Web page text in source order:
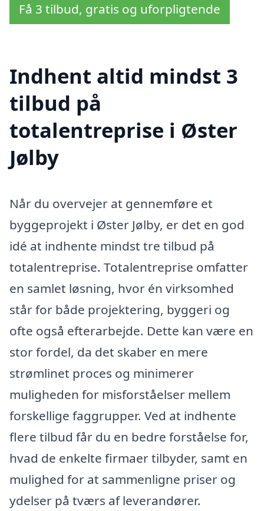
Få 3 tilbud, gratis og uforpligtende
Indhent altid mindst 3
tilbud på
totalentreprise i Øster
Jølby
Når du overvejer at gennemføre et
byggeprojekt i Øster Jølby, er det en god
idé at indhente mindst tre tilbud på
totalentreprise. Totalentreprise omfatter
en samlet løsning, hvor én virksomhed
står for både projektering, byggeri og
ofte også efterarbejde. Dette kan være en
stor fordel, da det skaber en mere
strømlinet proces og minimerer
muligheden for misforståelser mellem
forskellige faggrupper. Ved at indhente
flere tilbud får du en bedre forståelse for,
hvad de enkelte firmaer tilbyder, samt en
mulighed for at sammenligne priser og
ydelser på tværs af leverandører.